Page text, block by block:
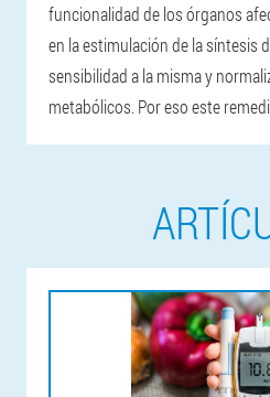
funcionalidad de los órganos
en la estimulación de la síntesis
sensibilidad a la misma y
metabólicos. Por eso este